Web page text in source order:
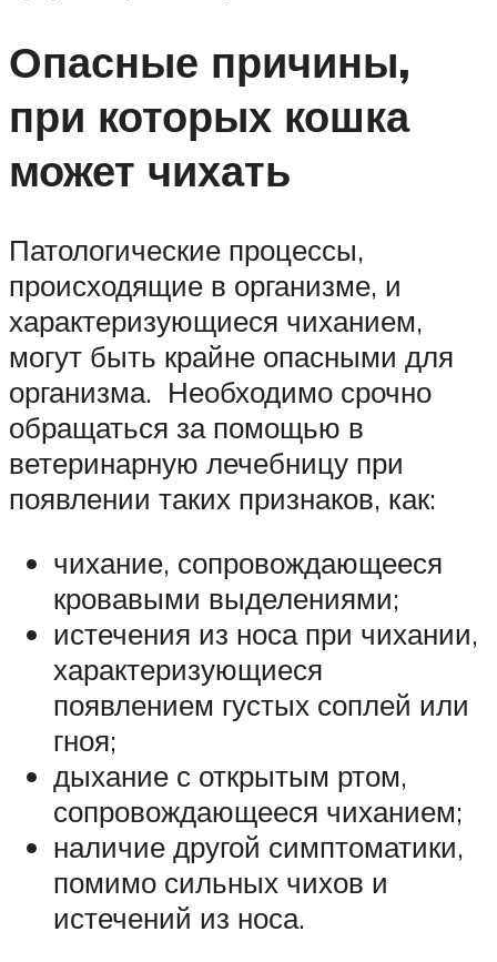
Опасные причины,
при которых кошка
может чихать
Патологические процессы,
происходящие в организме, и
характеризующиеся чиханием,
могут быть крайне опасными для
организма. Необходимо срочно
обращаться за помощью в
ветеринарную лечебницу при
появлении таких признаков, как:
чихание, сопровождающееся
кровавыми выделениями;
истечения из носа при чихании,
характеризующиеся
появлением густых соплей или
гноя;
дыхание с открытым ртом,
сопровождающееся чиханием;
наличие другой симптоматики,
помимо сильных чихов и
истечений из носа.